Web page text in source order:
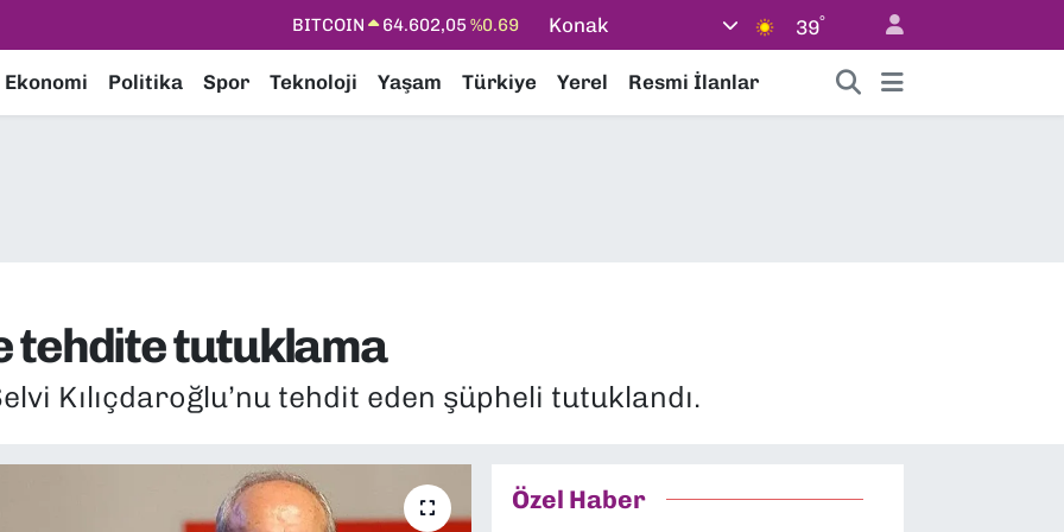
DOLAR 47,6006%0.06
STERLİN
64,2398%0.2
Konak 39°
Ekonomi Politika Spor Teknoloji Yaşam Türkiye Yerel Resmi İlanlar
tehdite tutuklama
Kılıçdaroğlu’nu tehdit eden şüpheli tutuklandı.
Özel Haber